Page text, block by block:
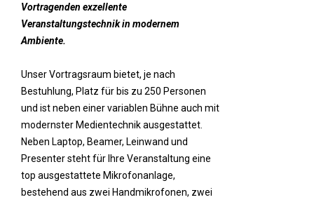
Vortragenden exzellente
Veranstaltungstechnik in modernem
Ambiente.
Unser Vortragsraum bietet, je nach
Bestuhlung, Platz für bis zu 250 Personen
und ist neben einer variablen Bühne auch mit
modernster Medientechnik ausgestattet.
Neben Laptop, Beamer, Leinwand und
Presenter steht für Ihre Veranstaltung eine
top ausgestattete Mikrofonanlage,
bestehend aus zwei Handmikrofonen, zwei